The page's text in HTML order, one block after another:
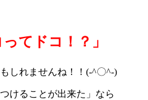
てドコ！？」
しれませんね！！(-^〇^-)
けることが出来た」なら